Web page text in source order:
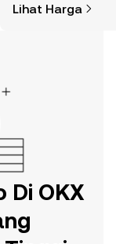
Lihat Harga
Di OKX